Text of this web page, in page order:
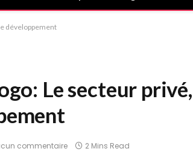
développement
Le secteur privé,
commentaire 2 Mins Read